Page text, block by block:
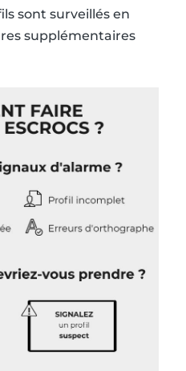
sont surveillés en
supplémentaires